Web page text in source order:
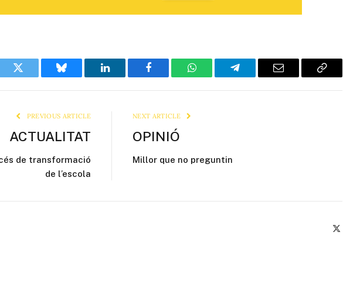
Twitter Bluesky LinkedIn Facebook WhatsAppTelegram Email
Copy
PREVIOUS ARTICLE
ACTUALITAT
de transformació
de l’escola
NEXT ARTICLE
OPINIÓ
Millor que no preguntin